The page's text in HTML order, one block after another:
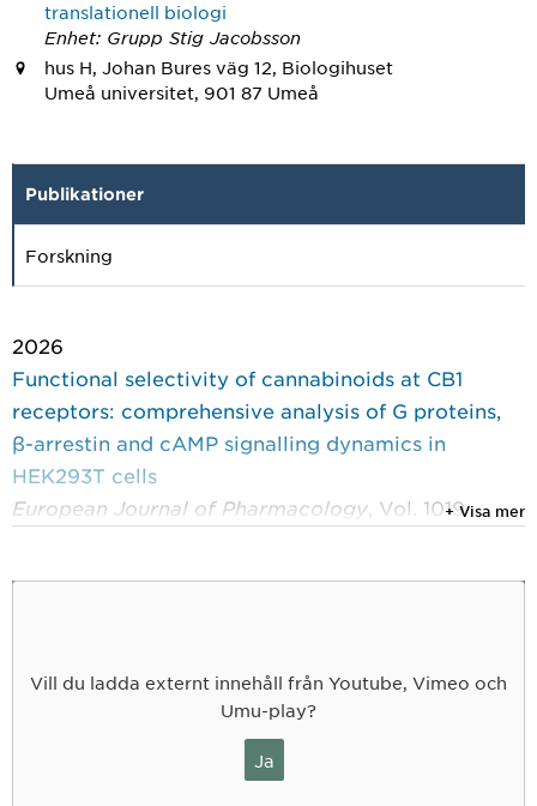
translationell biologi
Enhet: Grupp Stig Jacobsson
hus H, Johan Bures väg 12, Biologihuset
Umeå universitet, 901 87 Umeå
Publikationer
Forskning
2026
Functional selectivity of cannabinoids at CB1
receptors: comprehensive analysis of G proteins,
β-arrestin and cAMP signalling dynamics in
HEK293T cells
European Journal of Pharmacology, Vol. 1019
mitochondrial dysfunction and microtubule-
related changes in neuronal cell models
BMC Pharmacology & Toxicology
+ Visa mer
Vill du ladda externt innehåll från Youtube, Vimeo och
Umu-play?
Ja